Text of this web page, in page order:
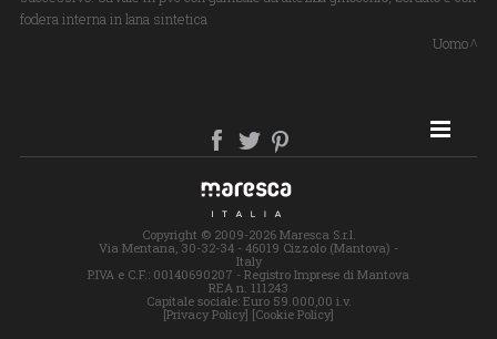
fodera interna in lana sintetica
Uomo
SITE MAP
Copyright © 2009-2026 Maresca S.r.l.
Via Mentana, 30-32-34 - 46019 Cizzolo (Mantova) -
Italy
P.IVA e C.F.: 00140690207 - Registro Imprese di Mantova
REA n. 111243
Capitale sociale: Euro 59.000,00 i.v.
[Privacy Policy] [Cookie Policy]